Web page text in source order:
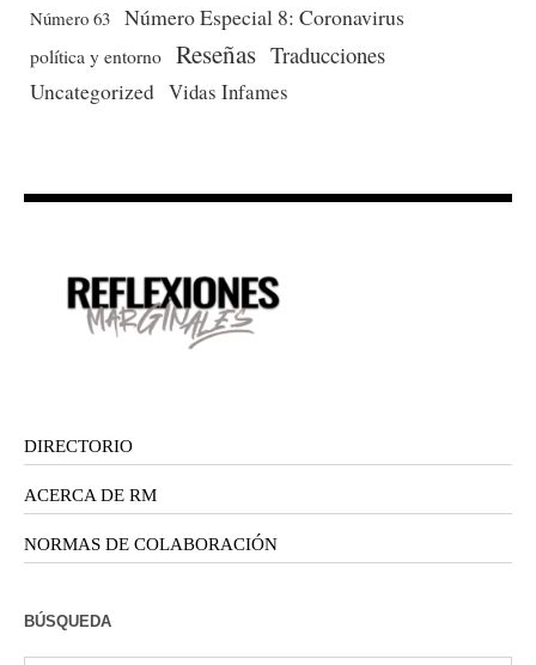
Número 63 Número Especial 8: Coronavirus
política y entorno Reseñas Traducciones
Uncategorized Vidas Infames
DIRECTORIO
ACERCA DE RM
NORMAS DE COLABORACIÓN
BÚSQUEDA